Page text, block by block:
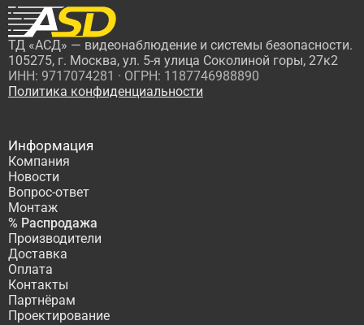
ТД «АСД» — видеонаблюдение и системы безопасности.
105275, г. Москва, ул. 5-я улица Соколиной горы, 27к2
ИНН: 9717074281 · ОГРН: 1187746988890
Политика конфиденциальности
Информация
Компания
Новости
Вопрос-ответ
Монтаж
% Распродажа
Производители
Доставка
Оплата
Контакты
Партнёрам
Проектирование